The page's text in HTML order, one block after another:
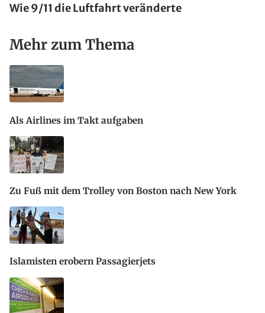
Wie 9/11 die Luftfahrt veränderte
Mehr zum Thema
Als Airlines im Takt aufgaben
Zu Fuß mit dem Trolley von Boston nach New York
Islamisten erobern Passagierjets